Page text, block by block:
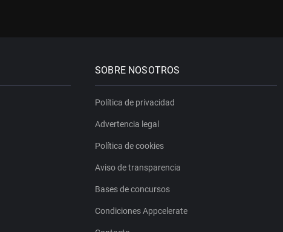
SOBRE NOSOTROS
Política de privacidad
Advertencia legal
Política de cookies
Aviso de transparencia
Bases de concursos
Condiciones Appcelerate